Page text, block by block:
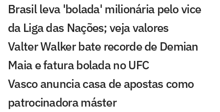
Brasil leva 'bolada' milionária pelo vice
da Liga das Nações; veja valores
Valter Walker bate recorde de Demian
Maia e fatura bolada no UFC
Vasco anuncia casa de apostas como
patrocinadora máster